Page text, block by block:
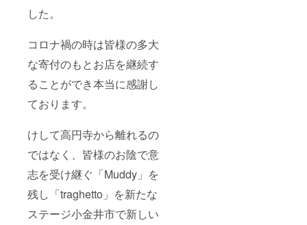
した。
コロナ禍の時は皆様の多大
な寄付のもとお店を継続す
ることができ本当に感謝し
ております。
けして高円寺から離れるの
ではなく、皆様のお陰で意
志を受け継ぐ「Muddy」を
残し「traghetto」を新たな
ステージ小金井市で新しい